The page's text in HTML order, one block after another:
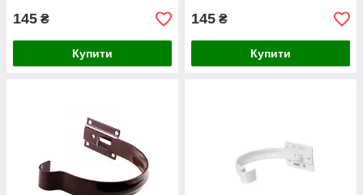
145 ₴
Купити
145 ₴
Купити